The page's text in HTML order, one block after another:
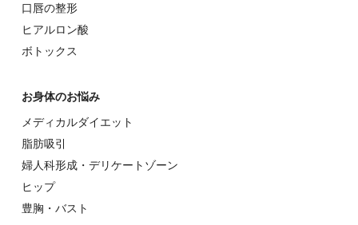
⼝唇の整形
ヒアルロン酸
ボトックス
お⾝体のお悩み
メディカルダイエット
脂肪吸引
婦⼈科形成・デリケートゾーン
ヒップ
豊胸・バスト